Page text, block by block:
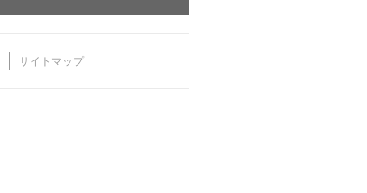
サイトマップ